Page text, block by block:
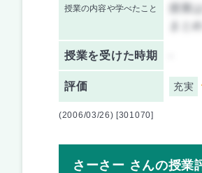
授業の内容や学べたこと
授業
まと
授業を受けた時期
評価 充実
(2006/03/26) [301070]
さーさー さんの授業